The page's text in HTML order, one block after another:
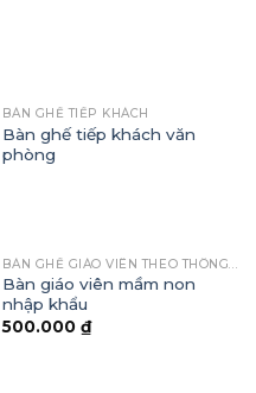
BÀN GHẾ TIẾP KHÁCH
Bàn ghế tiếp khách văn
phòng
BÀN GHẾ GIÁO VIÊN THEO THÔNG TƯ
Bàn giáo viên mầm non
nhập khẩu
500.000 ₫